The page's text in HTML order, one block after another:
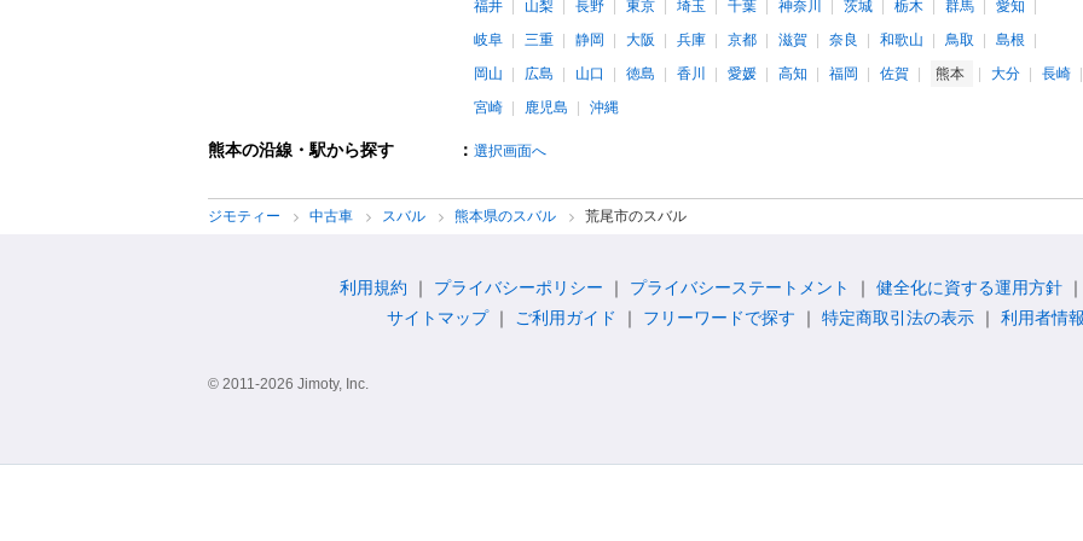
福井 山梨 長野 東京 埼玉 千葉 神奈川 茨城 栃木 群馬
愛知
岐阜
三重 静岡 大阪 兵庫 京都 滋賀 奈良 和歌山 鳥取
島根
岡山
広島 山口 徳島 香川 愛媛 高知 福岡 佐賀 熊本 大分
長崎
宮崎
鹿児島 沖縄
熊本の沿線・駅から探す ： 選択画面へ
ジモティー 中古車 スバル 熊本県のスバル 荒尾市のスバル
利用規約 プライバシーポリシー プライバシーステートメント
健全化に資する運用方針
サイトマップ
ご利用ガイド フリーワードで探す 特定商取引法の表示 利用者情
© 2011-2026 Jimoty, Inc.